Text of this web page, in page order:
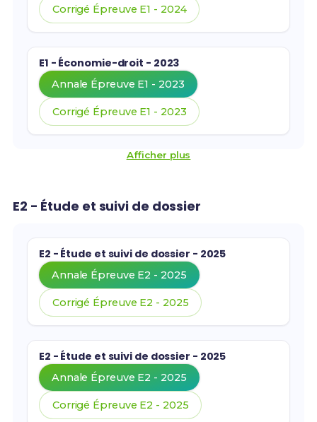
Corrigé Épreuve E1 - 2024
E1 - Économie-droit - 2023
Annale Épreuve E1 - 2023
Corrigé Épreuve E1 - 2023
Afficher plus
E2 - Étude et suivi de dossier
E2 - Étude et suivi de dossier - 2025
Annale Épreuve E2 - 2025
Corrigé Épreuve E2 - 2025
E2 - Étude et suivi de dossier - 2025
Annale Épreuve E2 - 2025
Corrigé Épreuve E2 - 2025